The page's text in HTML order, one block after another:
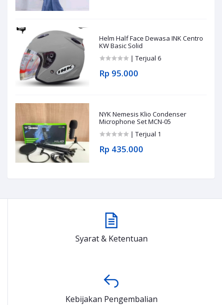
Helm Half Face Dewasa INK Centro
KW Basic Solid
| Terjual 6
Rp 95.000
NYK Nemesis Klio Condenser
Microphone Set MCN-05
| Terjual 1
Rp 435.000
Syarat & Ketentuan
Kebijakan Pengembalian